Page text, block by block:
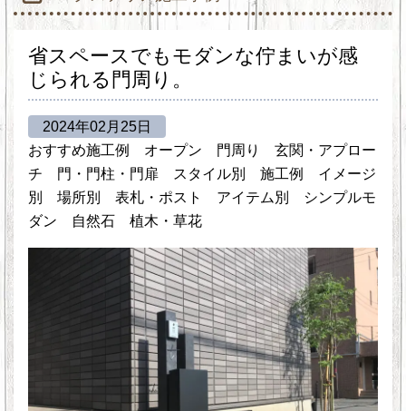
省スペースでもモダンな佇まいが感
じられる門周り。
2024年02月25日
おすすめ施工例
オープン 門周り
玄関・アプロー
チ
門・門柱・門扉 スタイル別 施工例
イメージ
別
場所別 表札・ポスト アイテム別
シンプルモ
ダン
自然石 植木・草花